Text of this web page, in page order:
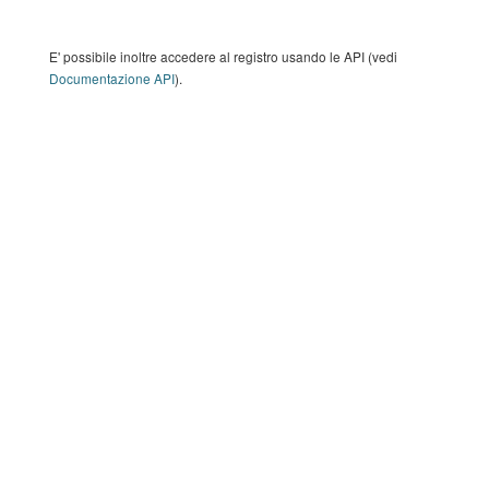
E' possibile inoltre accedere al registro usando le API (vedi
Documentazione API).